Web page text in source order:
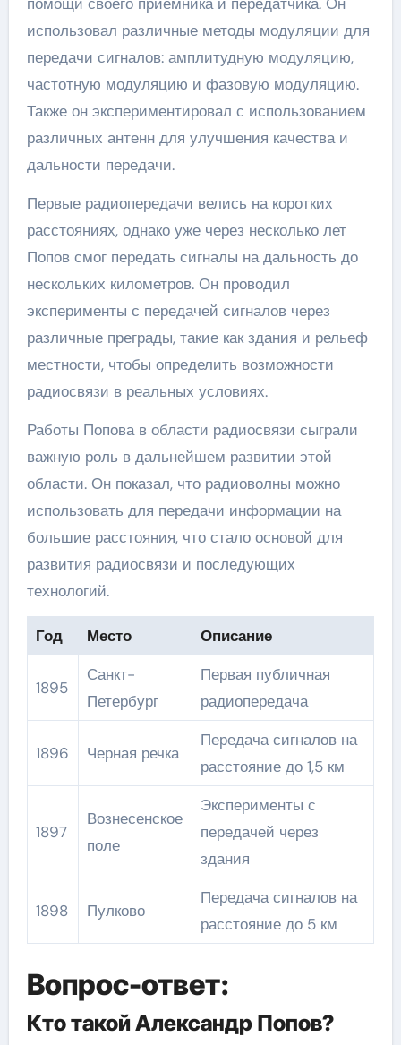
использовал различные методы модуляции для
передачи сигналов: амплитудную модуляцию,
частотную модуляцию и фазовую модуляцию.
Также он экспериментировал с использованием
различных антенн для улучшения качества и
дальности передачи.
Первые радиопередачи велись на коротких
расстояниях, однако уже через несколько лет
Попов смог передать сигналы на дальность до
нескольких километров. Он проводил
эксперименты с передачей сигналов через
различные преграды, такие как здания и рельеф
местности, чтобы определить возможности
радиосвязи в реальных условиях.
Работы Попова в области радиосвязи сыграли
важную роль в дальнейшем развитии этой
области. Он показал, что радиоволны можно
использовать для передачи информации на
большие расстояния, что стало основой для
развития радиосвязи и последующих
технологий.
Год Место Описание
1895
Санкт-
Петербург
Первая публичная
радиопередача
1896 Черная речка
Передача сигналов на
расстояние до 1,5 км
1897
Вознесенское
поле
Эксперименты с
передачей через
здания
1898 Пулково
Передача сигналов на
расстояние до 5 км
Вопрос-ответ:
Кто такой Александр Попов?